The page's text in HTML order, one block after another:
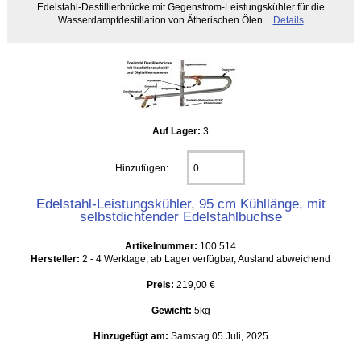
Edelstahl-Destillierbrücke mit Gegenstrom-Leistungskühler für die
Wasserdampfdestillation von Ätherischen Ölen
Details
Auf Lager: 3
Hinzufügen:
Edelstahl-Leistungskühler, 95 cm Kühllänge, mit
selbstdichtender Edelstahlbuchse
Artikelnummer: 100.514
Hersteller: 2 - 4 Werktage, ab Lager verfügbar, Ausland abweichend
Preis: 219,00 €
Gewicht: 5kg
Hinzugefügt am: Samstag 05 Juli, 2025